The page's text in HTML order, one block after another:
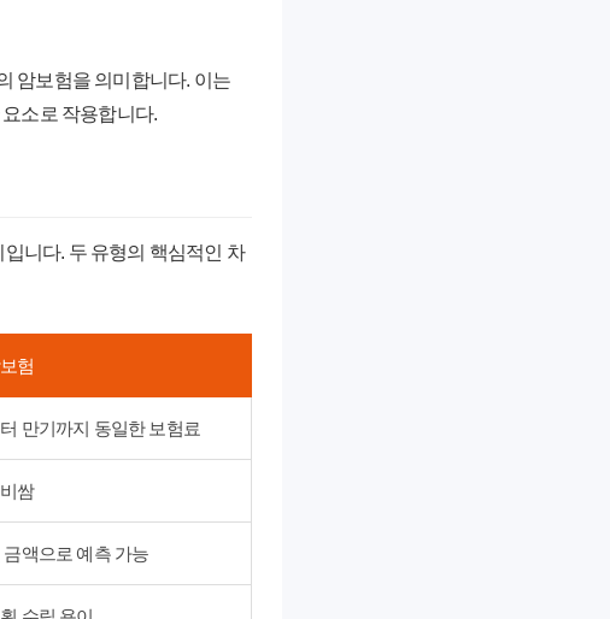
암보험을 의미합니다. 이는
소로 작용합니다.
니다. 두 유형의 핵심적인 차
험
만기까지 동일한 보험료
쌈
액으로 예측 가능